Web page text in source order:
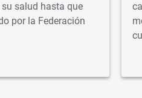
salud hasta que
por la Federación